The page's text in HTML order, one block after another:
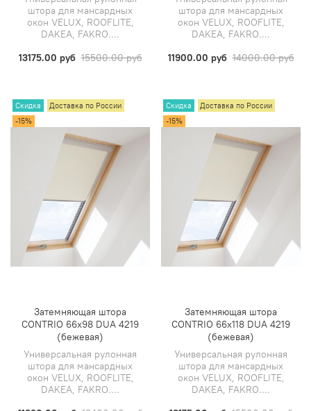
штора для мансардных
окон VELUX, ROOFLITE,
DAKEA, FAKRO....
13175.00 руб 15500.00 руб
штора для мансардных
окон VELUX, ROOFLITE,
DAKEA, FAKRO....
11900.00 руб 14000.00 руб
Скидка
Доставка по России
-15%
Затемняющая штора
CONTRIO 66х98 DUA 4219
(бежевая)
Универсальная рулонная
штора для мансардных
окон VELUX, ROOFLITE,
DAKEA, FAKRO....
Скидка
Доставка по России
-15%
Затемняющая штора
CONTRIO 66х118 DUA 4219
(бежевая)
Универсальная рулонная
штора для мансардных
окон VELUX, ROOFLITE,
DAKEA, FAKRO....